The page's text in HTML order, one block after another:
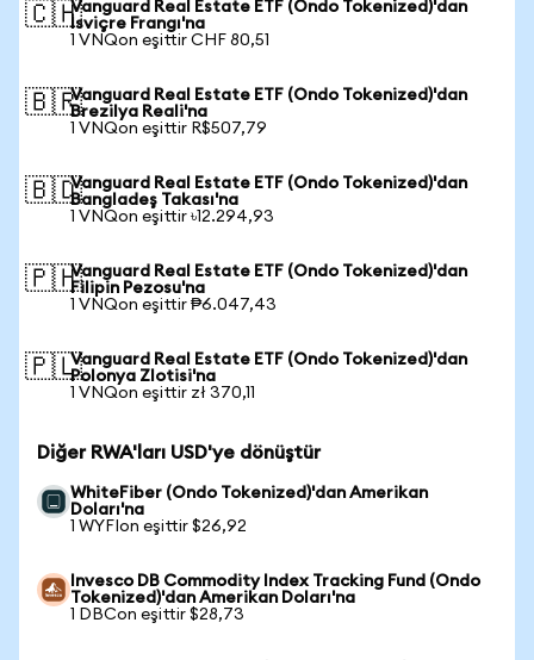
🇨🇭Vanguard Real Estate ETF (Ondo Tokenized)'dan
İsviçre Frangı'na
1 VNQon eşittir CHF 80,51
🇧🇷Vanguard Real Estate ETF (Ondo Tokenized)'dan
Brezilya Reali'na
1 VNQon eşittir R$507,79
🇧🇩Vanguard Real Estate ETF (Ondo Tokenized)'dan
Bangladeş Takası'na
1 VNQon eşittir ৳12.294,93
🇵🇭Vanguard Real Estate ETF (Ondo Tokenized)'dan
Filipin Pezosu'na
1 VNQon eşittir ₱6.047,43
🇵🇱Vanguard Real Estate ETF (Ondo Tokenized)'dan
Polonya Zlotisi'na
1 VNQon eşittir zł 370,11
Diğer RWA'ları USD'ye dönüştür
WhiteFiber (Ondo Tokenized)'dan Amerikan
Doları'na
1 WYFIon eşittir $26,92
Invesco DB Commodity Index Tracking Fund (Ondo
Tokenized)'dan Amerikan Doları'na
1 DBCon eşittir $28,73